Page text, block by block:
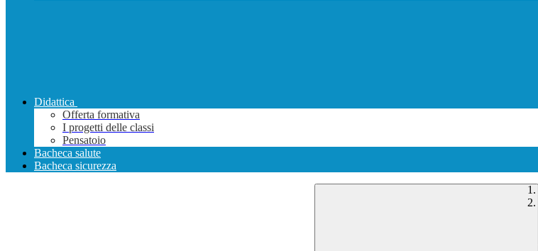
Didattica
Offerta formativa
I progetti delle classi
Pensatoio
Bacheca salute
Bacheca sicurezza